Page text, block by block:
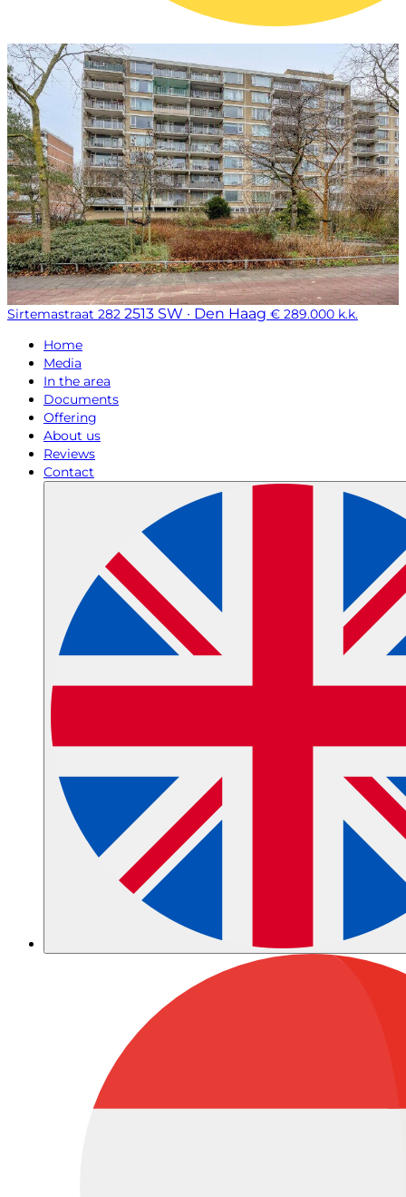
Sirtemastraat 282 2513 SW · Den Haag € 289.000 k.k.
Home
Media
In the area
Documents
Offering
About us
Reviews
Contact